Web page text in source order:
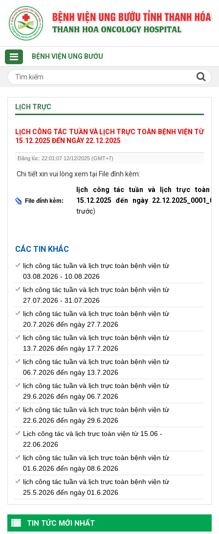
BỆNH VIỆN UNG BƯỚU
LỊCH TRỰC
LỊCH CÔNG TÁC TUẦN VÀ LỊCH TRỰC TOÀN BỆNH VIỆN TỪ
15.12.2025 ĐẾN NGÀY 22.12.2025
Đăng lúc: 22:01:07 12/12/2025 (GMT+7)
Chi tiết xin vui lòng xem tại File đính kèm:
File đính kèm:
lịch công tác tuần và lịch trực toàn
15.12.2025 đến ngày
trước)
CÁC TIN KHÁC
lịch công tác tuần và lịch trực toàn bệnh viện từ
03.08.2026 - 10.08.2026
lịch công tác tuần và lịch trực toàn bệnh viện từ
27.07.2026 - 31.07.2026
lịch công tác tuần và lịch trực toàn bệnh viện từ
20.7.2026 đến ngày 27.7.2026
lịch công tác tuần và lịch trực toàn bệnh viện từ
13.7.2026 đến ngày 17.7.2026
lịch công tác tuần và lịch trực toàn bệnh viện từ
06.7.2026 đến ngày 13.7.2026
lịch công tác tuần và lịch trực toàn bệnh viện từ
29.6.2026 đến ngày 06.7.2026
lịch công tác tuần và lịch trực toàn bệnh viện từ
22.6.2026 đến ngày 29.6.2026
Lịch công tác và lịch trực toàn viện từ 15.06 -
22.06.2026
lịch công tác tuần và lịch trực toàn bệnh viện từ
01.6.2026 đến ngày 08.6.2026
lịch công tác tuần và lịch trực toàn bệnh viện từ
25.5.2026 đến ngày 01.6.2026
TIN TỨC MỚI NHẤT